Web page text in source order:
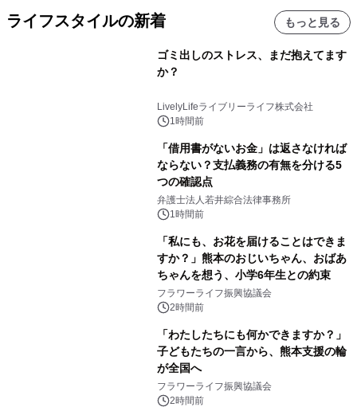
ライフスタイルの新着 もっと見る
ゴミ出しのストレス、まだ抱えてます
か？
LivelyLifeライブリーライフ株式会社
1時間前
「借用書がないお金」は返さなければ
ならない？支払義務の有無を分ける5
つの確認点
弁護士法人若井綜合法律事務所
1時間前
「私にも、お花を届けることはできま
すか？」熊本のおじいちゃん、おばあ
ちゃんを想う、小学6年生との約束
フラワーライフ振興協議会
2時間前
「わたしたちにも何かできますか？」
子どもたちの一言から、熊本支援の輪
が全国へ
フラワーライフ振興協議会
2時間前